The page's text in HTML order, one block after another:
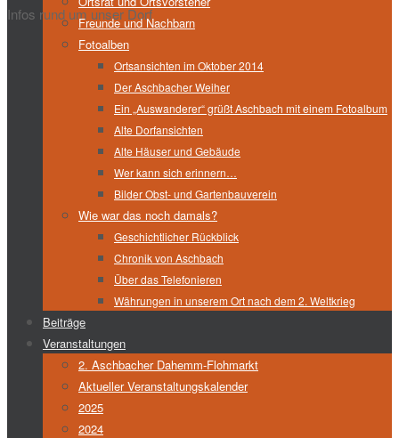
Infos rund um unser Dorf
Freunde und Nachbarn
Fotoalben
Ortsansichten im Oktober 2014
Der Aschbacher Weiher
Ein „Auswanderer“ grüßt Aschbach mit einem Fotoalbum
Alte Dorfansichten
Alte Häuser und Gebäude
Wer kann sich erinnern…
Bilder Obst- und Gartenbauverein
Wie war das noch damals?
Geschichtlicher Rückblick
Chronik von Aschbach
Über das Telefonieren
Währungen in unserem Ort nach dem 2. Weltkrieg
Beiträge
Veranstaltungen
2. Aschbacher Dahemm-Flohmarkt
Aktueller Veranstaltungskalender
2025
2024